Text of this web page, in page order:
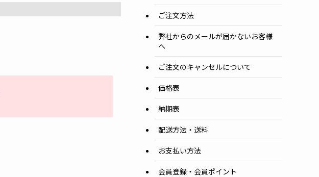
ご注文方法
弊社からのメールが届かないお客様
へ
ご注文のキャンセルについて
価格表
納期表
配送方法・送料
お支払い方法
会員登録・会員ポイント